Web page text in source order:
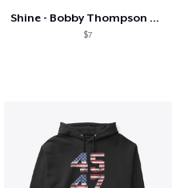
Shine - Bobby Thompson Band Merch
$7